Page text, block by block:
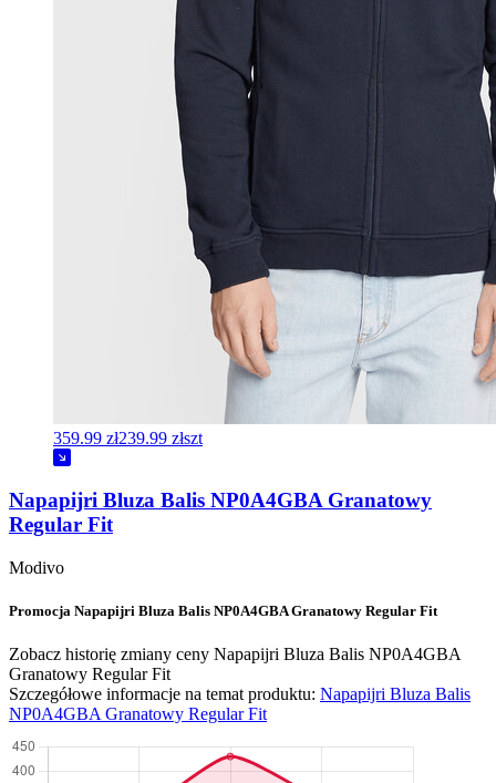
359.99 zł239.99 złszt
Napapijri Bluza Balis NP0A4GBA Granatowy
Regular Fit
Modivo
Promocja Napapijri Bluza Balis NP0A4GBA Granatowy Regular Fit
Zobacz historię zmiany ceny Napapijri Bluza Balis NP0A4GBA
Granatowy Regular Fit
Szczegółowe informacje na temat produktu: Napapijri Bluza Balis
NP0A4GBA Granatowy Regular Fit